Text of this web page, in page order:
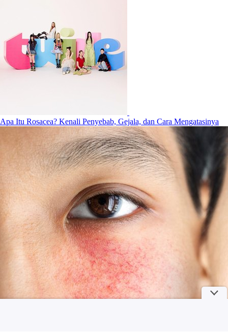
Apa Itu Rosacea? Kenali Penyebab, Gejala, dan Cara Mengatasinya